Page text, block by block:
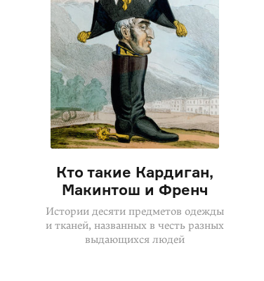
Кто такие Кардиган,
Макинтош и Френч
Истории десяти предметов одежды
и тканей, названных в честь разных
выдающихся людей